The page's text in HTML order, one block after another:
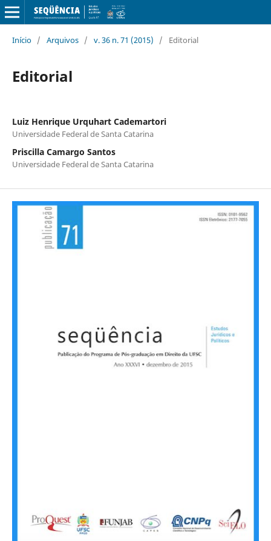
Início / Arquivos / v. 36 n. 71 (2015) / Editorial
Editorial
Luiz Henrique Urquhart Cademartori
Universidade Federal de Santa Catarina
Priscilla Camargo Santos
Universidade Federal de Santa Catarina